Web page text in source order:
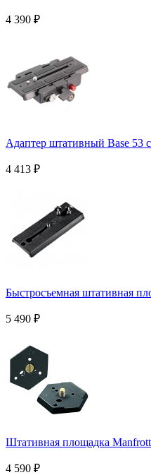
4 390 ₽
Адаптер штативный Base 53
4 413 ₽
Быстросъемная штативная
5 490 ₽
Штативная площадка
4 590 ₽